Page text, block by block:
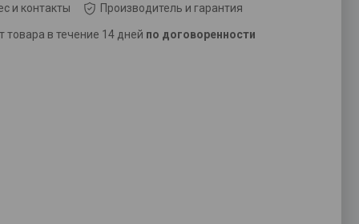
и контакты Производитель и гарантия
товара в течение 14 дней по договоренности